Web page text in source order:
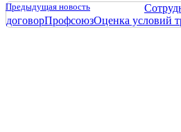
Предыдущая новость
договорПрофсоюзОценка условий